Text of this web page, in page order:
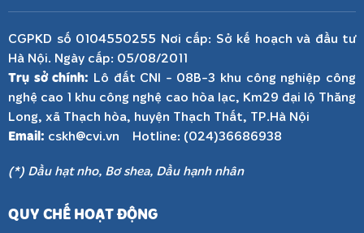
CGPKD số 0104550255 Nơi cấp: Sở kế hoạch và đầu tư
Hà Nội. Ngày cấp: 05/08/2011
Trụ sở chính: Lô đất CNI - 08B-3 khu công nghiệp công
nghệ cao 1 khu công nghệ cao hòa lạc, Km29 đại lộ Thăng
Long, xã Thạch hòa, huyện Thạch Thất, TP.Hà Nội
Email: cskh@cvi.vn Hotline: (024)36686938
(*) Dầu hạt nho, Bơ shea, Dầu hạnh nhân
QUY CHẾ HOẠT ĐỘNG